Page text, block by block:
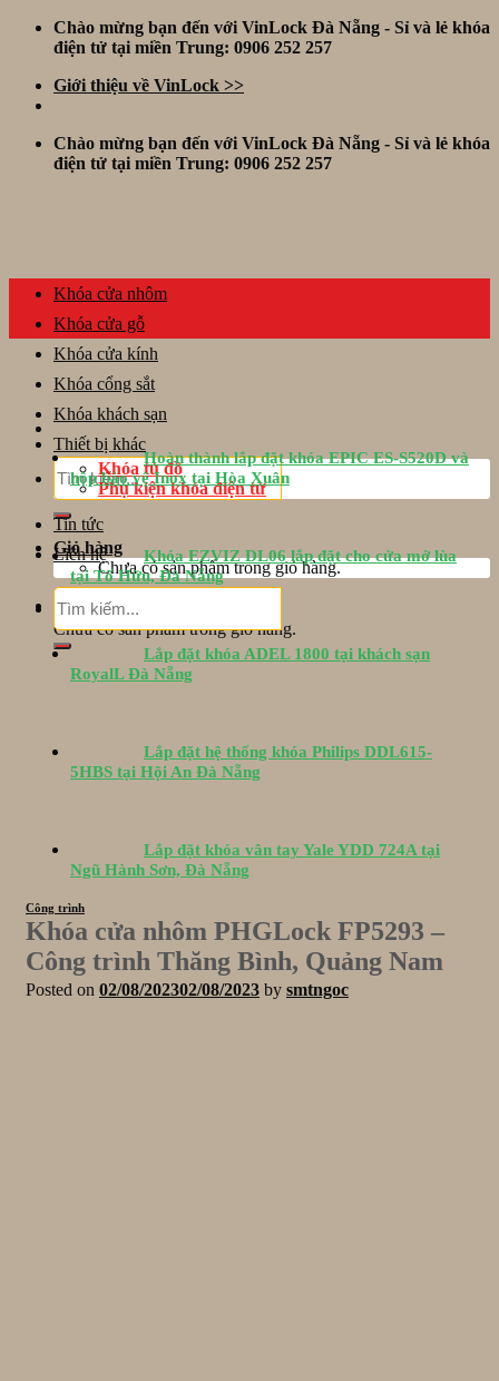
Skip
Chào mừng bạn đến với VinLock Đà Nẵng - Sỉ và lẻ khóa
điện tử tại miền Trung: 0906 252 257
Giới thiệu về VinLock >>
Chào mừng bạn đến với VinLock Đà Nẵng - Sỉ và lẻ khóa
điện tử tại miền Trung: 0906 252 257
Tìm
kiếm:
Giỏ hàng
Chưa có sản phẩm trong giỏ hàng.
Giỏ hàng
Chưa có sản phẩm trong giỏ hàng.
Khóa cửa nhôm
Khóa cửa gỗ
Khóa cửa kính
Khóa cổng sắt
Khóa khách sạn
Thiết bị khác
Khóa tủ đồ
Phụ kiện khóa điện tử
Tin tức
Liên hệ
Tìm
kiếm:
Hoàn thành lắp đặt khóa EPIC ES-S520D và
hộp bảo vệ Inox tại Hòa Xuân
Khóa EZVIZ DL06 lắp đặt cho cửa mở lùa
tại Tố Hữu, Đà Nẵng
Lắp đặt khóa ADEL 1800 tại khách sạn
RoyalL Đà Nẵng
Lắp đặt hệ thống khóa Philips DDL615-
5HBS tại Hội An Đà Nẵng
Lắp đặt khóa vân tay Yale YDD 724A tại
Ngũ Hành Sơn, Đà Nẵng
Công trình
Khóa cửa nhôm PHGLock FP5293 –
Công trình Thăng Bình, Quảng Nam
Posted on 02/08/202302/08/2023 by smtngoc